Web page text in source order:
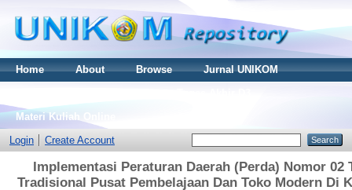
Home About Browse
Jurnal UNIKOM
Materi Kuliah Online
Login
Create Account
Implementasi Peraturan Daerah (Perda) Nomor 02
Tradisional Pusat Pembelajaan Dan Toko Modern Di